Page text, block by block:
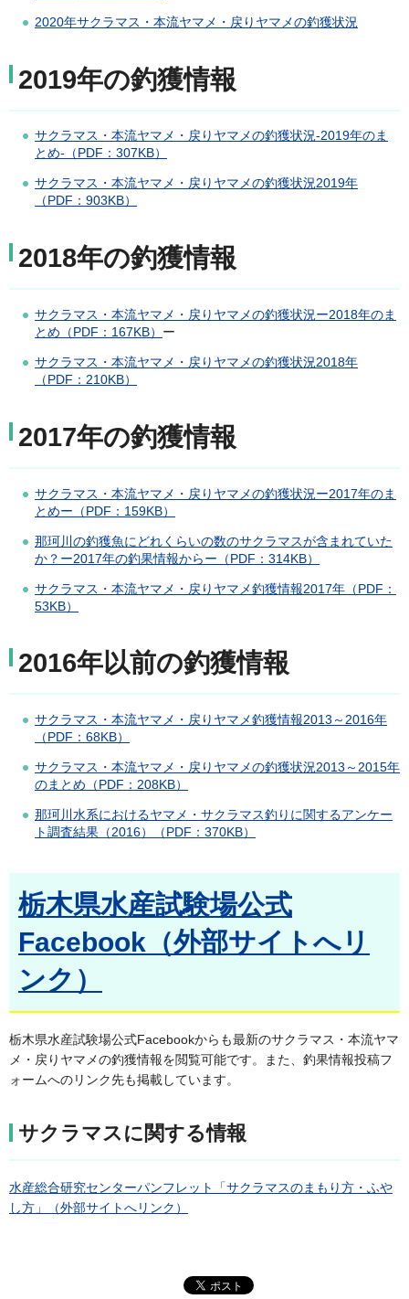
2020年サクラマス・本流ヤマメ・戻りヤマメの釣獲状況
2019年の釣獲情報
サクラマス・本流ヤマメ・戻りヤマメの釣獲状況-2019年のま
とめ-（PDF：307KB）
サクラマス・本流ヤマメ・戻りヤマメの釣獲状況2019年
（PDF：903KB）
2018年の釣獲情報
サクラマス・本流ヤマメ・戻りヤマメの釣獲状況ー2018年のま
とめ（PDF：167KB） ー
サクラマス・本流ヤマメ・戻りヤマメの釣獲状況2018年
（PDF：210KB）
2017年の釣獲情報
サクラマス・本流ヤマメ・戻りヤマメの釣獲状況ー2017年のま
とめー（PDF：159KB）
那珂川の釣獲魚にどれくらいの数のサクラマスが含まれていた
か？ー2017年の釣果情報からー（PDF：314KB）
サクラマス・本流ヤマメ・戻りヤマメ釣獲情報2017年（PDF：
53KB）
2016年以前の釣獲情報
サクラマス・本流ヤマメ・戻りヤマメ釣獲情報2013～2016年
（PDF：68KB）
サクラマス・本流ヤマメ・戻りヤマメの釣獲状況2013～2015年
のまとめ（PDF：208KB）
那珂川水系におけるヤマメ・サクラマス釣りに関するアンケー
ト調査結果（2016）（PDF：370KB）
栃木県水産試験場公式
Facebook（外部サイトへリ
ンク）
栃木県水産試験場公式Facebookからも最新のサクラマス・本流ヤマ
メ・戻りヤマメの釣獲情報を閲覧可能です。また、釣果情報投稿フ
ォームへのリンク先も掲載しています。
サクラマスに関する情報
水産総合研究センターパンフレット「サクラマスのまもり方・ふや
し方」（外部サイトへリンク）